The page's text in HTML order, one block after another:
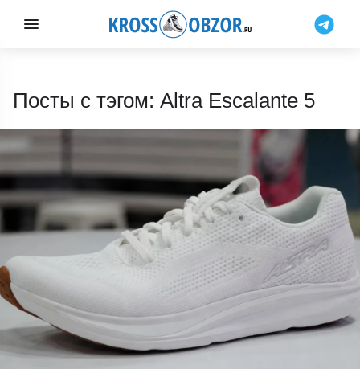
Посты с тэгом: Altra Escalante 5